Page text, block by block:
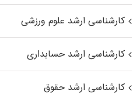
کارشناسی ارشد علوم ورزشی
کارشناسی ارشد حسابداری
کارشناسی ارشد حقوق